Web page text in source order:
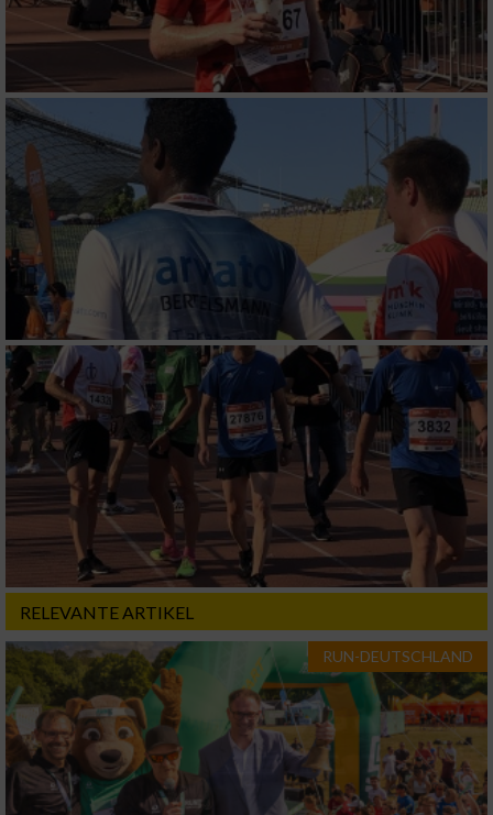
RELEVANTE ARTIKEL
RUN-DEUTSCHLAND
Verwendung reduzierter Daten zur Auswahl
von Inhalten
IAB-Besonderheiten:
Verwendung genauer Standortdaten
Geräte anhand von aktiv angeforderten
Informationen identifizieren
Nicht-IAB-Verarbeitungszwecke:
Notwendig
Performance
Funktional
Werbung